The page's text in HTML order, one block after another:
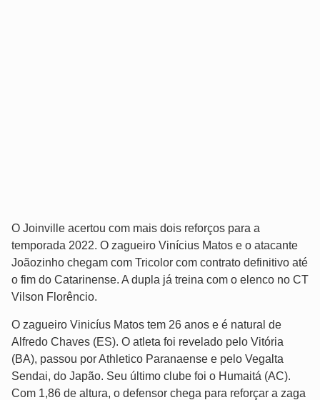
O Joinville acertou com mais dois reforços para a
temporada 2022. O zagueiro Vinícius Matos e o atacante
Joãozinho chegam com Tricolor com contrato definitivo até
o fim do Catarinense. A dupla já treina com o elenco no CT
Vilson Florêncio.
O zagueiro Vinicíus Matos tem 26 anos e é natural de
Alfredo Chaves (ES). O atleta foi revelado pelo Vitória
(BA), passou por Athletico Paranaense e pelo Vegalta
Sendai, do Japão. Seu último clube foi o Humaitá (AC).
Com 1,86 de altura, o defensor chega para reforçar a zaga